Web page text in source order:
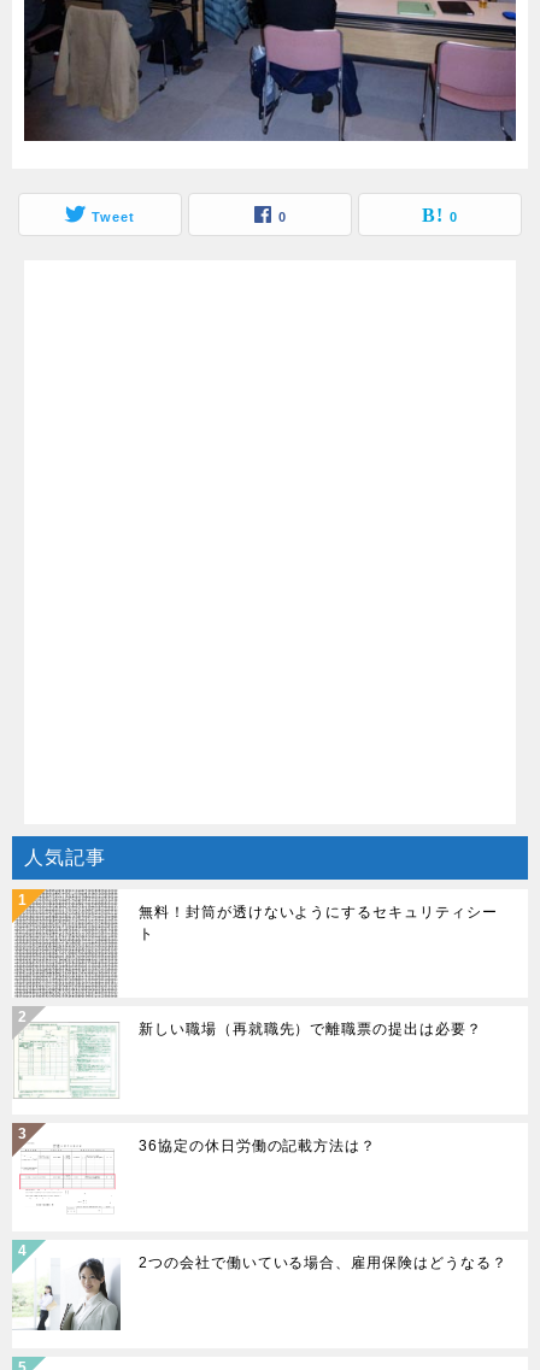
Tweet 0 0
人気記事
無料！封筒が透けないようにするセキュリティシー
ト
新しい職場（再就職先）で離職票の提出は必要？
36協定の休日労働の記載方法は？
2つの会社で働いている場合、雇用保険はどうなる？